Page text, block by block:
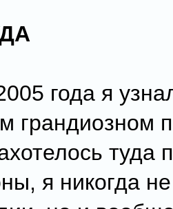
года я
грандиозном
туда
я никогда